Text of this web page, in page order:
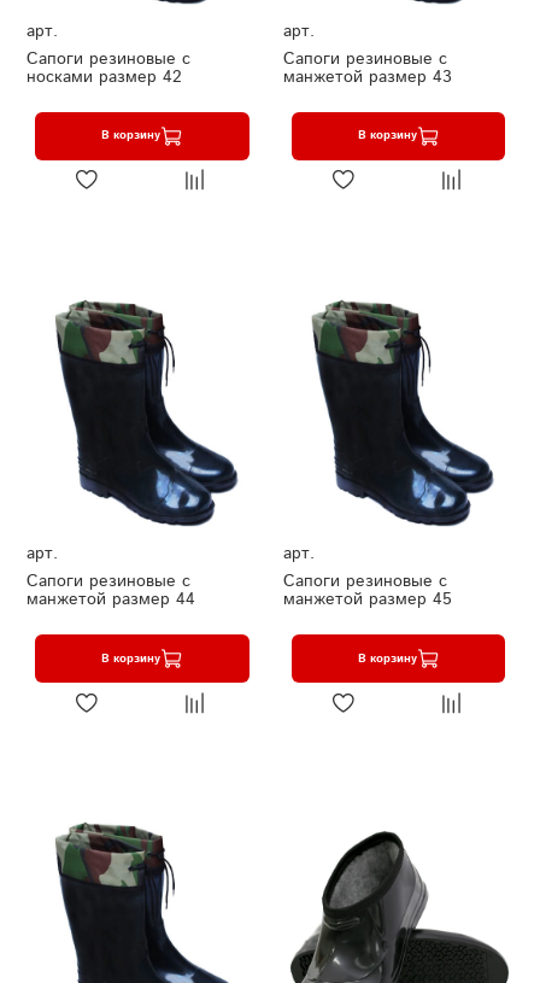
арт.
Сапоги резиновые с
носками размер 42
В корзину
арт.
Сапоги резиновые с
манжетой размер 43
В корзину
арт.
Сапоги резиновые с
манжетой размер 44
В корзину
арт.
Сапоги резиновые с
манжетой размер 45
В корзину